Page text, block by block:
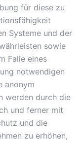
für diese zu
Systeme und der
sowie
Falle eines
notwendigen
anonym
werden durch die
und ferner mit
und die
zu erhöhen,